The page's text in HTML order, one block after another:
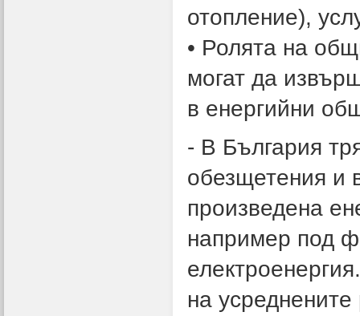
отопление),
• Ролята на
могат да
в енергийни
- В България
обезщетения и
произведена
например под
на